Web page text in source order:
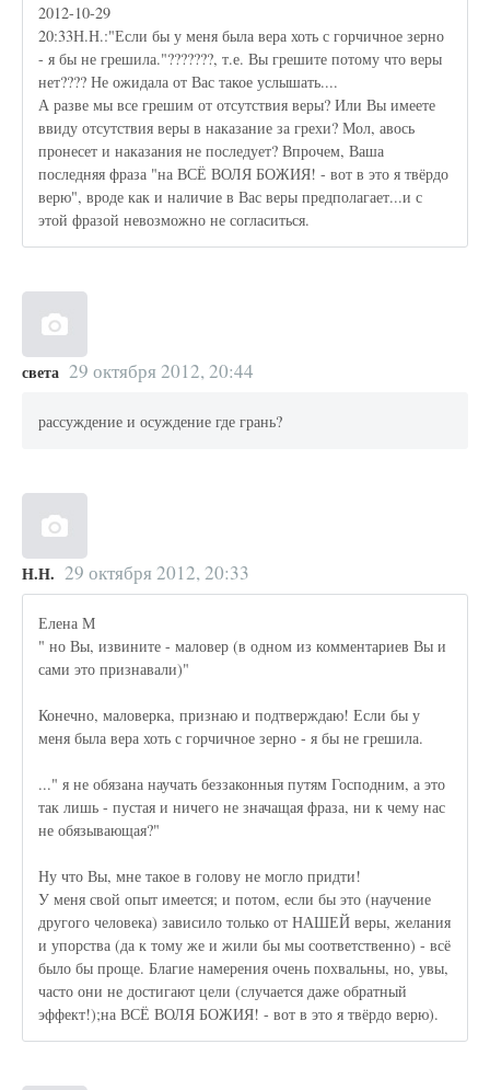
2012-10-29
20:33Н.Н.:"Если бы у меня была вера хоть с горчичное зерно
- я бы не грешила."???????, т.е. Вы грешите потому что веры
нет???? Не ожидала от Вас такое услышать....
А разве мы все грешим от отсутствия веры? Или Вы имеете
ввиду отсутствия веры в наказание за грехи? Мол, авось
пронесет и наказания не последует? Впрочем, Ваша
последняя фраза "на ВСЁ ВОЛЯ БОЖИЯ! - вот в это я твёрдо
верю", вроде как и наличие в Вас веры предполагает...и с
этой фразой невозможно не согласиться.
света 29 октября 2012, 20:44
рассуждение и осуждение где грань?
Н.Н. 29 октября 2012, 20:33
Елена М
" но Вы, извините - маловер (в одном из комментариев Вы и
сами это признавали)"
Конечно, маловерка, признаю и подтверждаю! Если бы у
меня была вера хоть с горчичное зерно - я бы не грешила.
..." я не обязана научать беззаконныя путям Господним, а это
так лишь - пустая и ничего не значащая фраза, ни к чему нас
не обязывающая?"
Ну что Вы, мне такое в голову не могло придти!
У меня свой опыт имеется; и потом, если бы это (научение
другого человека) зависило только от НАШЕЙ веры, желания
и упорства (да к тому же и жили бы мы соответственно) - всё
было бы проще. Благие намерения очень похвальны, но, увы,
часто они не достигают цели (случается даже обратный
эффект!);на ВСЁ ВОЛЯ БОЖИЯ! - вот в это я твёрдо верю).